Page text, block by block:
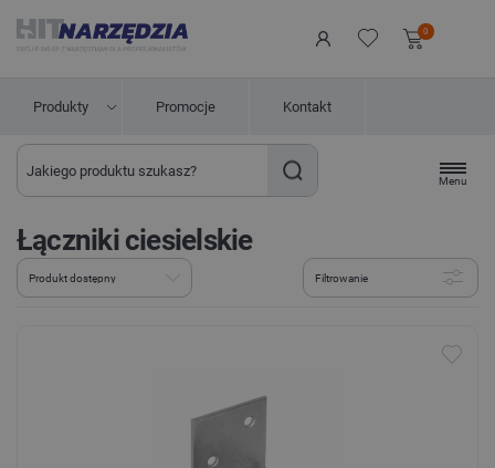
0
Produkty Promocje Kontakt
Menu
Łączniki ciesielskie
Filtrowanie